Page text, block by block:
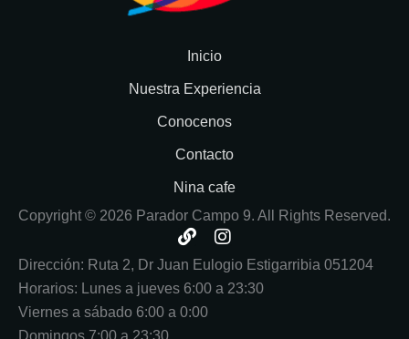
Inicio
Nuestra Experiencia
Conocenos
Contacto
Nina cafe
Copyright © 2026 Parador Campo 9. All Rights Reserved.
L
n
k
I
s
t
Dirección: Ruta 2, Dr Juan Eulogio Estigarribia 051204
Horarios: Lunes a jueves 6:00 a 23:30
Viernes a sábado 6:00 a 0:00
Domingos 7:00 a 23:30